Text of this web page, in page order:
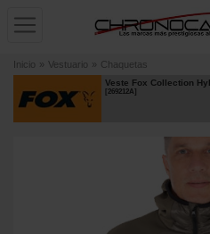
Inicio » Vestuario » Chaquetas
Veste Fox Collection
[269212A]